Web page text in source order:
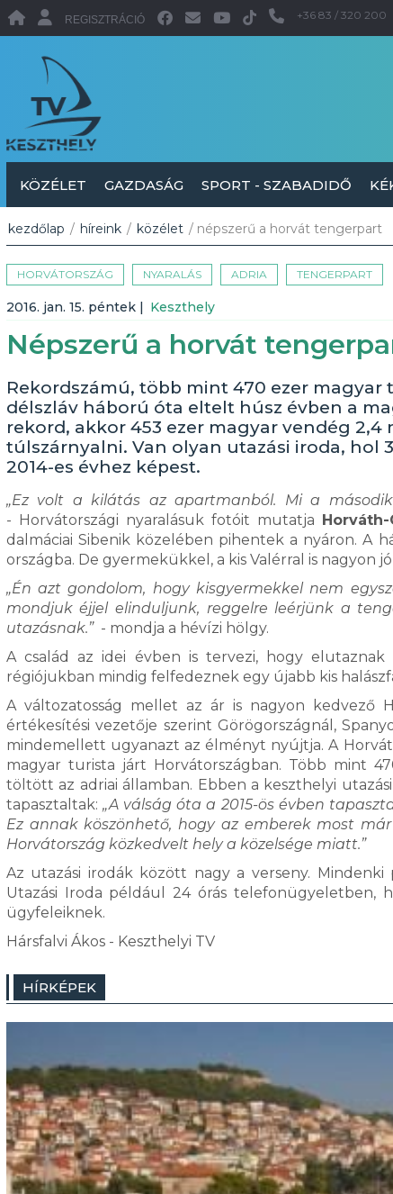
REGISZTRÁCIÓ +36 83 / 320 200
KÖZÉLET GAZDASÁG SPORT - SZABADIDŐ
kezdőlap / híreink / közélet / népszerű a horvát tengerpart
HORVÁTORSZÁG NYARALÁS ADRIA TENGERPART
2016. jan. 15. péntek | Keszthely
Népszerű a horvát
Rekordszámú, több mint 470 ezer
délszláv háború óta eltelt húsz évben a
rekord, akkor 453 ezer magyar vendég
túlszárnyalni. Van olyan utazási iroda, hol
2014-es évhez képest.
„Ez volt a kilátás az apartmanból. Mi a
- Horvátországi nyaralásuk fotóit mutatja
dalmáciai Sibenik közelében pihentek a nyáron. A
országba. De gyermekükkel, a kis Valérral is
„Én azt gondolom, hogy kisgyermekkel nem
mondjuk éjjel elinduljunk, reggelre leérjünk a
utazásnak.” - mondja a hévízi hölgy.
A család az idei évben is tervezi, hogy elutaznak
régiójukban mindig felfedeznek egy újabb kis
A változatosság mellet az ár is nagyon kedvező
értékesítési vezetője szerint Görögországnál,
mindemellett ugyanazt az élményt nyújtja. A
magyar turista járt Horvátországban. Több mint
töltött az adriai államban. Ebben a keszthelyi
tapasztaltak: „A válság óta a 2015-ös évben
Ez annak köszönhető, hogy az emberek most
Horvátország közkedvelt hely a közelsége miatt.”
Az utazási irodák között nagy a verseny.
Utazási Iroda például 24 órás telefonügyeletben,
ügyfeleiknek.
Hársfalvi Ákos - Keszthelyi TV
HÍRKÉPEK